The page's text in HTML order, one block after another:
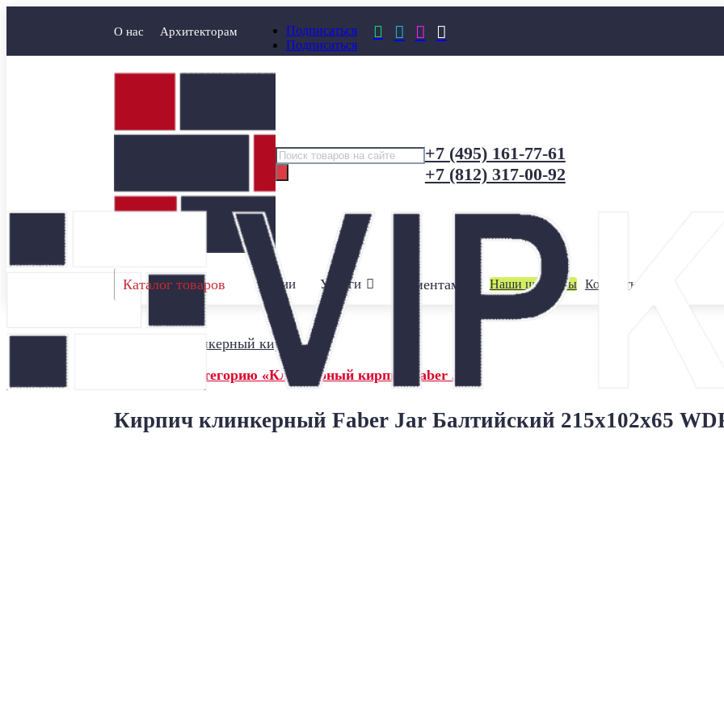
О нас Архитекторам
Подписаться
Подписаться
   
Поиск
товаров
+7 (495) 161-77-61
+7 (812) 317-00-92
Каталог товаров Акции Услуги Клиентам Наши шоурумы Контакты
Клинкерный кирпич/
← Назад в категорию «Клинкерный кирпич Faber Jar»
Кирпич клинкерный Faber Jar Балтийский 215x102x65